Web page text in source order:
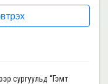
сургуульд “Гэмт